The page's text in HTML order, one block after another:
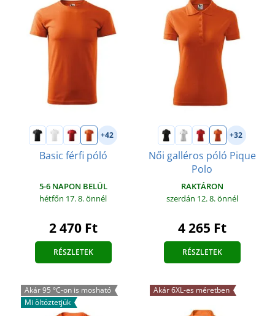
+42
Basic férfi póló
5-6 NAPON BELÜL
hétfőn 17. 8.önnél
2 470 Ft
RÉSZLETEK
+32
Női galléros póló Pique
Polo
RAKTÁRON
szerdán 12. 8.önnél
4 265 Ft
RÉSZLETEK
Akár 95 °C-on is mosható
Mi öltöztetjük
Akár 6XL-es méretben